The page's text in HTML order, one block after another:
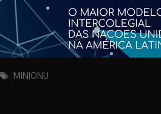
Categories
MINIONU